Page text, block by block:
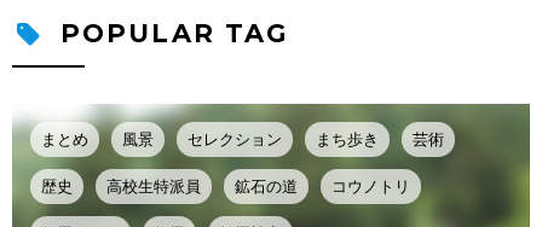
POPULAR TAG
まとめ 風景 セレクション まち歩き 芸術
歴史 高校生特派員 鉱石の道 コウノトリ